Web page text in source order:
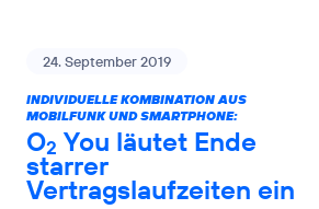
24. September 2019
INDIVIDUELLE KOMBINATION AUS
MOBILFUNK UND SMARTPHONE:
O2 You läutet Ende
starrer
Vertragslaufzeiten ein